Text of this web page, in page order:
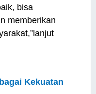
bisa
memberikan
Kekuatan